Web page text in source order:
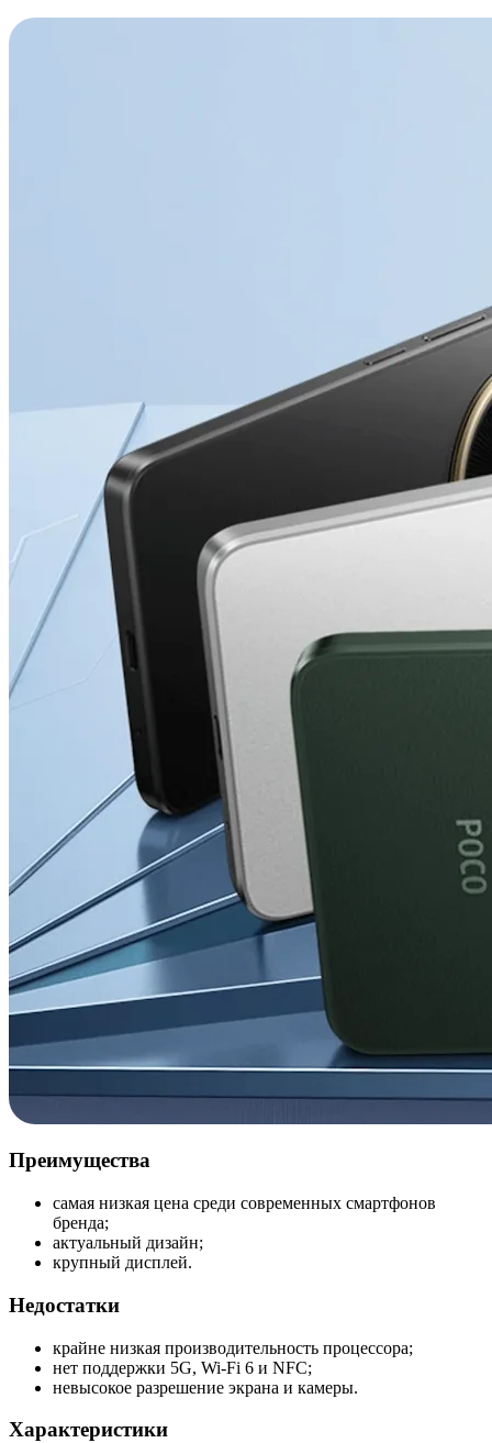
Преимущества
самая низкая цена среди современных смартфонов
бренда;
актуальный дизайн;
крупный дисплей.
Недостатки
крайне низкая производительность процессора;
нет поддержки 5G, Wi-Fi 6 и NFC;
невысокое разрешение экрана и камеры.
Характеристики